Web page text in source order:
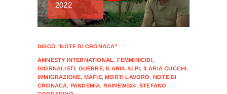
2022
DISCO "NOTE DI CRONACA"
AMNESTY INTERNATIONAL, FEMMINICIDI,
GIORNALISTI, GUERRE,ILARIA ALPI, ILARIA CUCCHI,
IMMIGRAZIONE, MAFIE,MORTI LAVORO ,NOTE DI
CRONACA, PANDEMIA, RAINEWS24,STEFANO